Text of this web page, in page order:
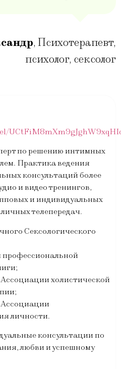
, Психотерапевт,
психолог, сексолог
по решению интимных
Практика ведения
консультаций более
и видео тренингов,
и индивидуальных
телепередач.
Сексологического
холистической
личности.
консультации по
любви и успешному